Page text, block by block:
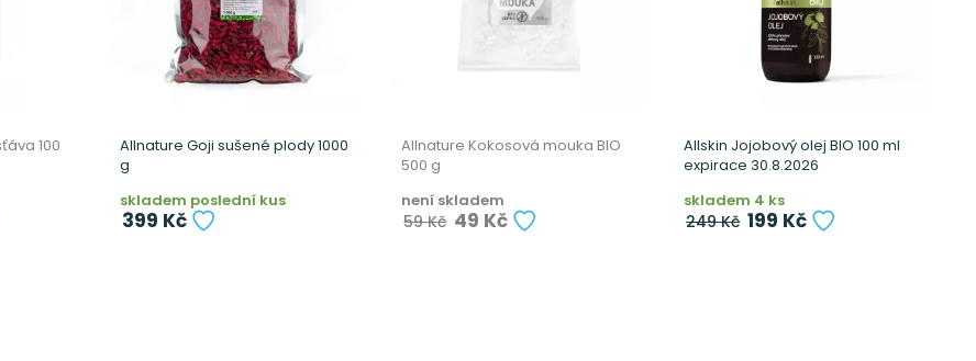
100
Allnature Goji sušené plody 1000
g
skladem poslední kus
399 Kč
Allnature Kokosová mouka BIO
500 g
není skladem
59 Kč 49 Kč
Allskin Jojobový olej BIO 100 ml
expirace 30.8.2026
skladem 4 ks
249 Kč 199 Kč